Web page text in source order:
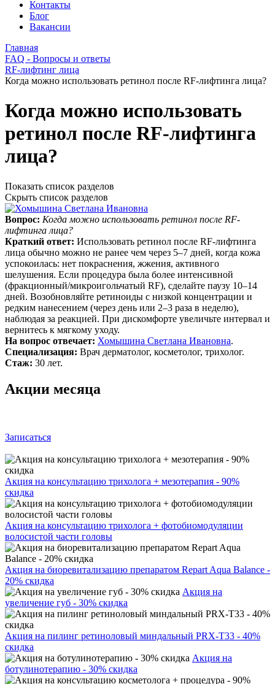
Контакты
Блог
Вакансии
Главная
FAQ - Вопросы и ответы
RF-лифтинг лица
Когда можно использовать ретинол после RF-лифтинга лица?
Когда можно использовать
ретинол после RF-лифтинга
лица?
Показать список разделов
Скрыть список разделов
Вопрос: Когда можно использовать ретинол после RF-
лифтинга лица?
Краткий ответ: Использовать ретинол после RF‑лифтинга
лица обычно можно не ранее чем через 5–7 дней, когда кожа
успокоилась: нет покраснения, жжения, активного
шелушения. Если процедура была более интенсивной
(фракционный/микроигольчатый RF), сделайте паузу 10–14
дней. Возобновляйте ретиноиды с низкой концентрации и
редким нанесением (через день или 2–3 раза в неделю),
наблюдая за реакцией. При дискомфорте увеличьте интервал и
вернитесь к мягкому уходу.
На вопрос отвечает: Хомышина Светлана Ивановна.
Специализация: Врач дерматолог, косметолог, трихолог.
Стаж: 30 лет.
Акции месяца
Записаться
Акция на консультацию трихолога + мезотерапия - 90%
скидка
Акция на консультацию трихолога + фотобиомодуляции
волосистой части головы
Акция на биоревитализацию препаратом Repart Aqua Balance -
20% скидка
Акция на
увеличение губ - 30% скидка
Акция на пилинг ретиноловый миндальный PRX-T33 - 40%
скидка
Акция на
ботулинотерапию - 30% скидка